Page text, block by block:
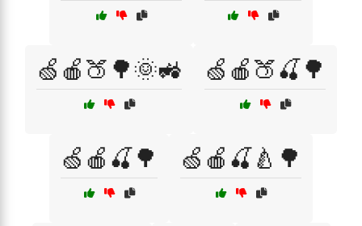
🍏🍎🍑🌳🌞🚜 🍏🍎🍑🍒🌳
🍏🍎🍒🌳 🍏🍎🍒🍐🌳